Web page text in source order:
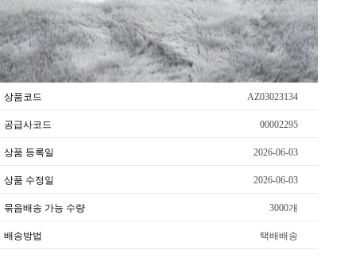
상품코드 AZ03023134
공급사코드 00002295
상품 등록일 2026-06-03
상품 수정일 2026-06-03
묶음배송 가능 수량 3000개
배송방법 택배배송